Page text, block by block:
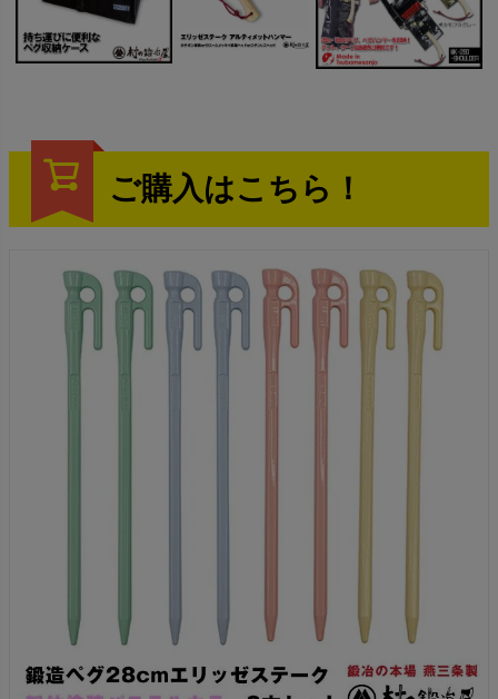
ご購入はこちら！